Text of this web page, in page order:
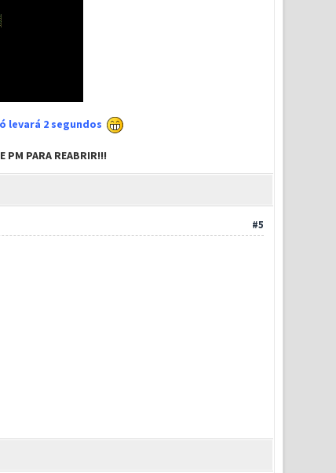
levará 2 segundos
PM PARA REABRIR!!!
#5